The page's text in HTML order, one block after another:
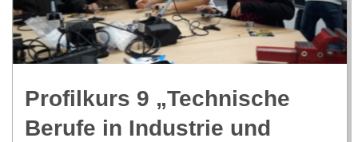
R
E
Pro­fil­kurs 9 „Tech­ni­sche
Berufe in Indus­trie und